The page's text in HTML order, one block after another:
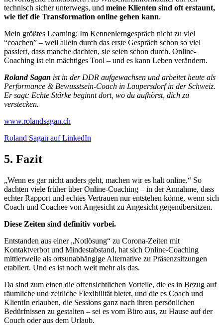
technisch sicher unterwegs, und meine Klienten sind oft erstaunt,
wie tief die Transformation online gehen kann.
Mein größtes Learning: Im Kennenlerngespräch nicht zu viel
“coachen” – weil allein durch das erste Gespräch schon so viel
passiert, dass manche dachten, sie seien schon durch. Online-
Coaching ist ein mächtiges Tool – und es kann Leben verändern.
Roland Sagan ist in der DDR aufgewachsen und arbeitet heute als
Performance & Bewusstsein-Coach in Laupersdorf in der Schweiz.
Er sagt: Echte Stärke beginnt dort, wo du aufhörst, dich zu
verstecken.
www.rolandsagan.ch
Roland Sagan auf LinkedIn
5. Fazit
„Wenn es gar nicht anders geht, machen wir es halt online.“ So
dachten viele früher über Online-Coaching – in der Annahme, dass
echter Rapport und echtes Vertrauen nur entstehen könne, wenn sich
Coach und Coachee von Angesicht zu Angesicht gegenübersitzen.
Diese Zeiten sind definitiv vorbei.
Entstanden aus einer „Notlösung“ zu Corona-Zeiten mit
Kontaktverbot und Mindestabstand, hat sich Online-Coaching
mittlerweile als ortsunabhängige Alternative zu Präsenzsitzungen
etabliert. Und es ist noch weit mehr als das.
Da sind zum einen die offensichtlichen Vorteile, die es in Bezug auf
räumliche und zeitliche Flexibilität bietet, und die es Coach und
KlientIn erlauben, die Sessions ganz nach ihren persönlichen
Bedürfnissen zu gestalten – sei es vom Büro aus, zu Hause auf der
Couch oder aus dem Urlaub.